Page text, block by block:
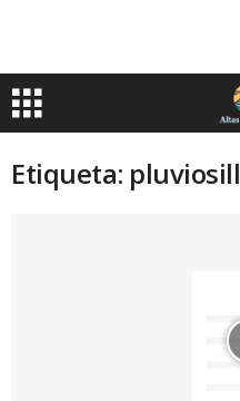
Etiqueta: